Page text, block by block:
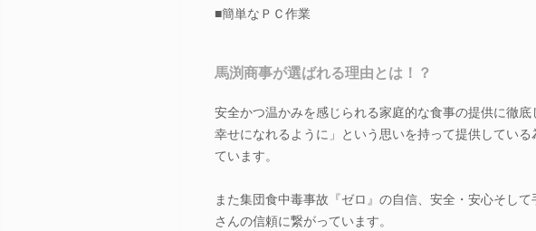
■簡単なＰＣ作業
馬渕商事が選ばれる理由とは！？
安全かつ温かみを感じられる家庭的な食事の提供に徹
幸せになれるように」という思いを持って提供してい
ています。
また集団食中毒事故『ゼロ』の自信、安全・安心そし
さんの信頼に繋がっています。